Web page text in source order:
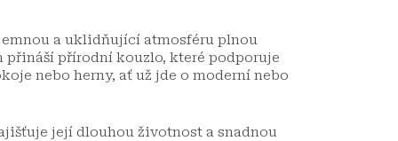
a uklidňující atmosféru plnou
přírodní kouzlo, které podporuje
nebo herny, ať už jde o moderní nebo
její dlouhou životnost a snadnou